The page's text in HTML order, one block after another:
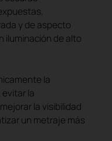
y de aspecto
iluminación de alto
la
la
la visibilidad
un metraje más